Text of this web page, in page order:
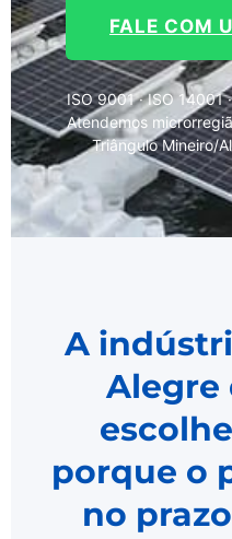
FALE COM
ISO 9001 · ISO 14001
Atendemos
Triângulo Mineiro/
A
Alegre
porque o
no